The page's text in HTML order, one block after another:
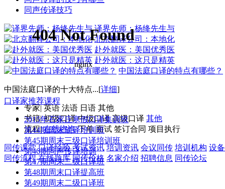
同声传译技巧
译界先师：杨绛先生与
北京翻译公司：本地化
赴外就医：美国优秀医
赴外就医：这只是精英
中国法庭口译的特点有哪些？
中国法庭口译的十大特点...[详细]
专家| 英语 法语 日语 其他
书籍|初级口译 中级口译 高级口译 其他
流程|在线咨询 下单 面试 签订合同 项目执行
同传课堂 口译经验 考试资讯 培训资讯 会议同传 培训机构 设
同传流程 在线题库 同传价格 名家介绍 招聘信息 同传论坛
口译家推荐课程
2015年石家庄寒假口译集训班
第44期周末笔译培训班
第45期周末三级口译培训班
第46期同声传译培训
第47期周末二级口译班
第48期周末口译提高班
第49期周末二级口译班